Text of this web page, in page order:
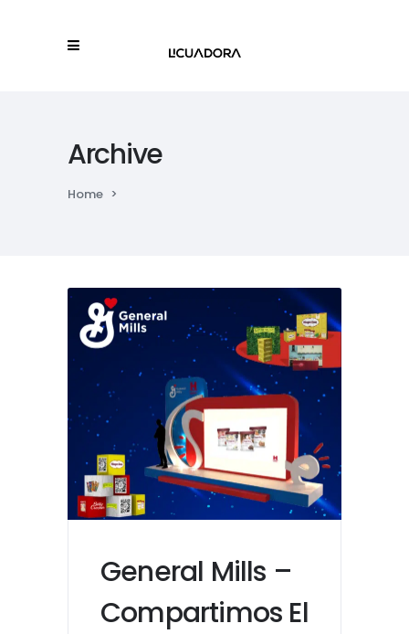
Archive
Home >
General Mills –
Compartimos El